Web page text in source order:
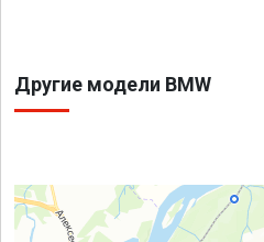
Другие модели BMW